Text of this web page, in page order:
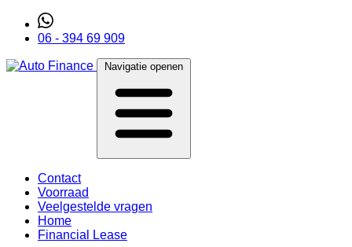
06 - 394 69 909
Navigatie openen
Contact
Voorraad
Veelgestelde vragen
Home
Financial Lease